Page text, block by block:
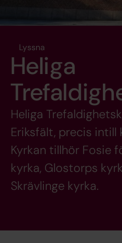
Lyssna
Heliga
Heliga
Eriksfält, precis
Kyrkan tillhör Fosie
kyrka, Glostorps
Skrävlinge kyrka.